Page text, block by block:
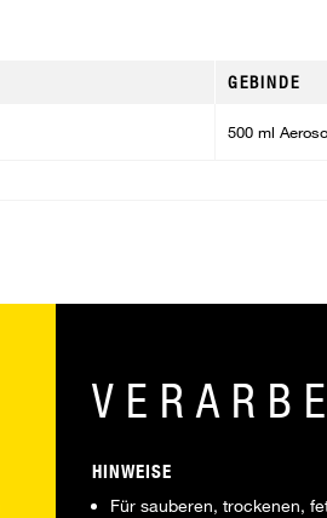
GEBINDE
500 ml
HINWEISE
Für sauberen, trockenen,